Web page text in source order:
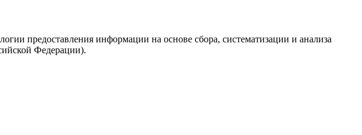
предоставления информации на основе сбора, систематизации и анализа
Федерации).